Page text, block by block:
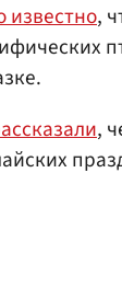
известно,
,